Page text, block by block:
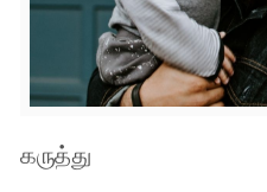
கருத்து